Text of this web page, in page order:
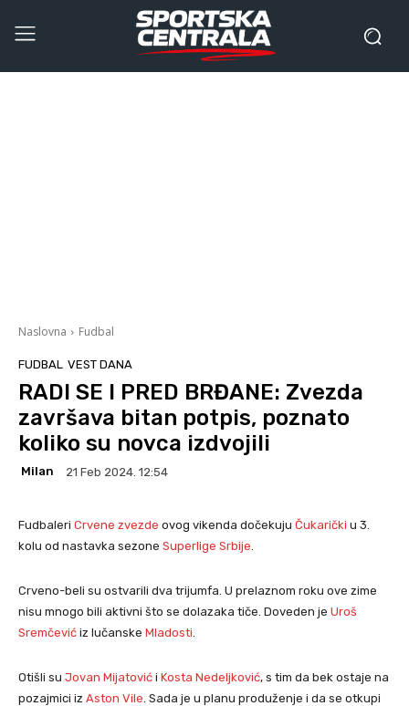
Naslovna Fudbal
FUDBAL VEST DANA
RADI SE I PRED BRĐANE: Zvezda
završava bitan potpis, poznato
koliko su novca izdvojili
Milan 21 Feb 2024. 12:54
Fudbaleri Crvene zvezde ovog vikenda dočekuju Čukarički u 3.
kolu od nastavka sezone Superlige Srbije
Crveno-beli su ostvarili dva trijumfa. U prelaznom roku ove zime
nisu mnogo bili aktivni što se dolazaka tiče. Doveden je Uroš
Sremčević iz lučanske Mladosti
Otišli su Jovan Mijatović i Kosta Nedeljković, s tim da bek ostaje na
pozajmici iz Aston Vile . Sada je u planu produženje i da se otkupi